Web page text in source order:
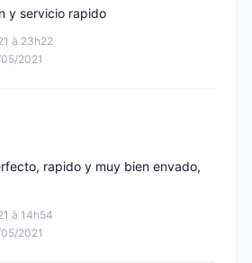
à 23h22
2021
y servicio rapido
à 14h54
2021
rapido y muy bien envado,